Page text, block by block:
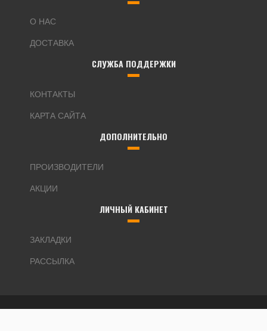
О НАС
ДОСТАВКА
СЛУЖБА ПОДДЕРЖКИ
КОНТАКТЫ
КАРТА САЙТА
ДОПОЛНИТЕЛЬНО
ПРОИЗВОДИТЕЛИ
АКЦИИ
ЛИЧНЫЙ КАБИНЕТ
ЗАКЛАДКИ
РАССЫЛКА